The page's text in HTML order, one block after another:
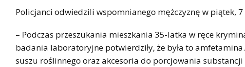
Policjanci odwiedzili wspomnianego mężczyznę w piątek,
– Podczas przeszukania mieszkania 35-latka w ręce
badania laboratoryjne potwierdziły, że była to
suszu roślinnego oraz akcesoria do porcjowania